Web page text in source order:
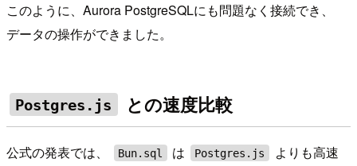
このように、Aurora PostgreSQLにも問題なく接続でき、
データの操作ができました。
Postgres.js との速度比較
公式の発表では、 Bun.sql は Postgres.js
よりも高速